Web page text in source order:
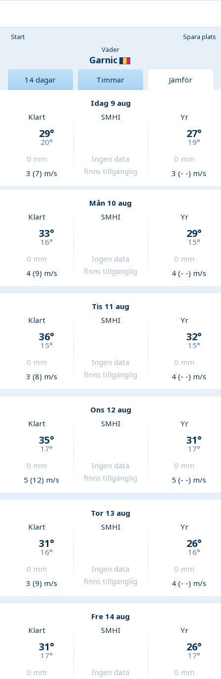
Start
Spara plats
Väder
Garnic
14 dagar Timmar Jämför
Idag 9 aug
Klart
29°
20°
0 mm
3 (7) m/s
SMHI
Ingen data
finns tillgänglig
Yr
27°
19°
0 mm
3 (- -) m/s
Mån 10 aug
Klart
33°
16°
0 mm
4 (9) m/s
SMHI
Ingen data
finns tillgänglig
Yr
29°
15°
0 mm
4 (- -) m/s
Tis 11 aug
Klart
36°
15°
0 mm
3 (8) m/s
SMHI
Ingen data
finns tillgänglig
Yr
32°
15°
0 mm
4 (- -) m/s
Ons 12 aug
Klart
35°
17°
0 mm
5 (12) m/s
SMHI
Ingen data
finns tillgänglig
Yr
31°
17°
0 mm
5 (- -) m/s
Tor 13 aug
Klart
31°
16°
0 mm
3 (9) m/s
SMHI
Ingen data
finns tillgänglig
Yr
26°
16°
0 mm
4 (- -) m/s
Fre 14 aug
Klart
31°
17°
0 mm
SMHI
Ingen data
Yr
26°
17°
0 mm